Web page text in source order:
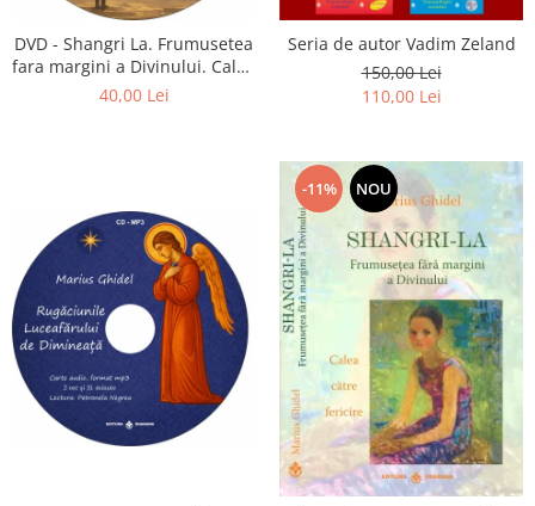
DVD - Shangri La. Frumusetea
fara margini a Divinului. Calea
catre fericire
40,00 Lei
Seria de autor Vadim Zeland
150,00 Lei
110,00 Lei
-11% NOU